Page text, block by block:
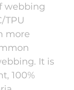
webbing
TPU
more
It is
100%